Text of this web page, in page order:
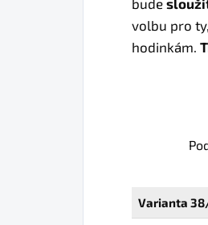
bude
volbu pro
hodinkám.
Varianta